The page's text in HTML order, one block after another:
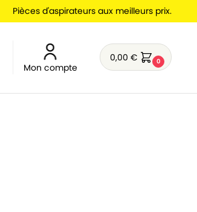
Pièces d'aspirateurs aux meilleurs prix.
Mon compte
0,00€ 0